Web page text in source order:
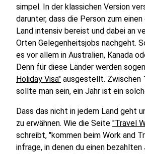
simpel. In der klassichen Version
darunter, dass die Person zum
Land intensiv bereist und dabei an
Orten Gelegenheitsjobs nachgeht.
es vor allem in Australien, Kanada
Denn für diese Länder werden
Holiday Visa" ausgestellt. Zwischen
sollte man sein, ein Jahr ist ein
Dass das nicht in jedem Land geht
zu erwähnen. Wie die Seite "Travel
schreibt, "kommen beim Work and
infrage, in denen du einen bezahlten